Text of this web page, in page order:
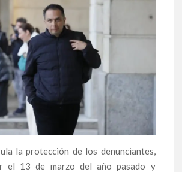
la protección de los denunciantes,
el 13 de marzo del año pasado y